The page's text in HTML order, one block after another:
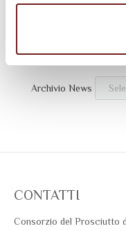
Archivio News
Archivio News
CONTATTI
Consorzio del Prosciutto